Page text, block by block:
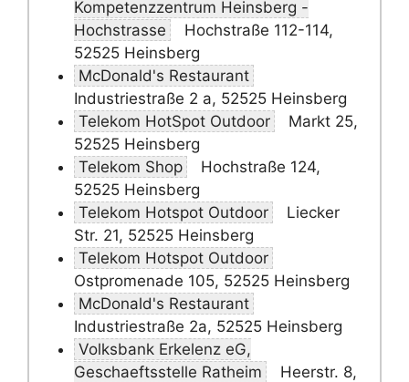
Kompetenzzentrum Heinsberg -
Hochstrasse
Hochstraße 112-114,
52525 Heinsberg
McDonald's Restaurant
Industriestraße 2 a, 52525 Heinsberg
Telekom HotSpot Outdoor
Markt 25,
52525 Heinsberg
Telekom Shop
Hochstraße 124,
52525 Heinsberg
Telekom Hotspot Outdoor
Liecker
Str. 21, 52525 Heinsberg
Telekom Hotspot Outdoor
Ostpromenade 105, 52525 Heinsberg
McDonald's Restaurant
Industriestraße 2a, 52525 Heinsberg
Volksbank Erkelenz eG,
Geschaeftsstelle Ratheim
Heerstr. 8,